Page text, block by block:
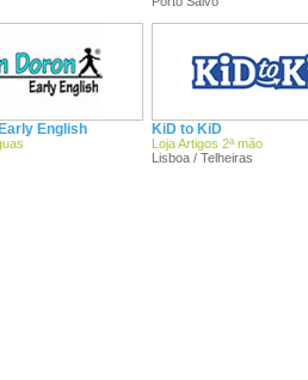
English KiD to KiD
Loja Artigos 2ª mão
Lisboa / Telheiras